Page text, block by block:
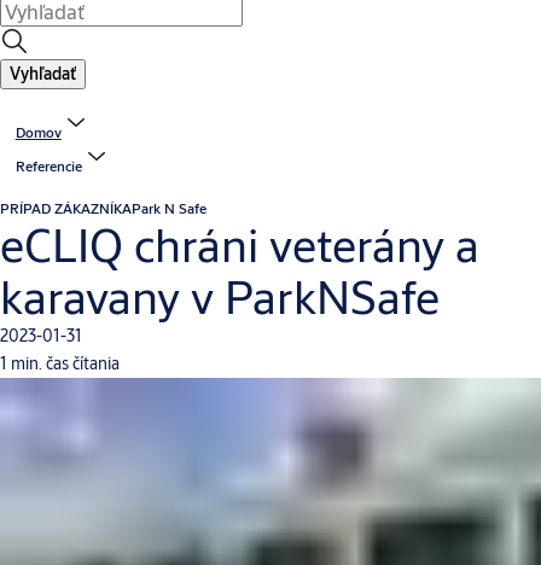
Vyhľadať
Domov
Referencie
PRÍPAD ZÁKAZNÍKAPark N Safe
eCLIQ chráni veterány a
karavany v ParkNSafe
2023-01-31
1 min. čas čítania